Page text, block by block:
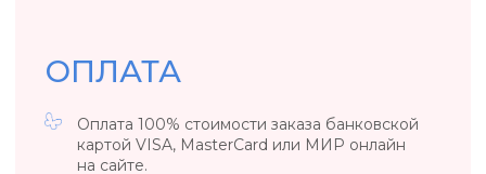
*Возврат осуществляется за счет клиента. Если
вы обнаружили заводской брак в день покупки